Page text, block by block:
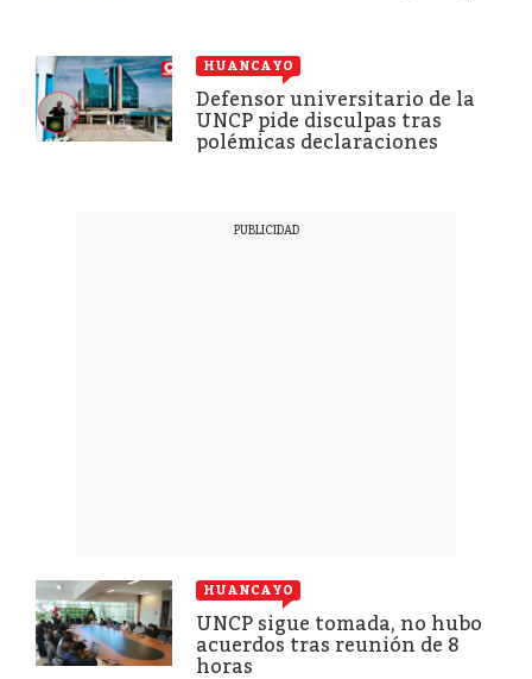
HUANCAYO
Defensor universitario de la
UNCP pide disculpas tras
polémicas declaraciones
HUANCAYO
UNCP sigue tomada, no hubo
acuerdos tras reunión de 8
horas